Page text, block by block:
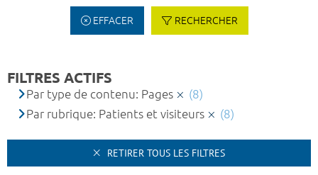
EFFACER RECHERCHER
FILTRES ACTIFS
Par type de contenu: Pages
(8)
Par rubrique: Patients et visiteurs
(8)
RETIRER TOUS LES FILTRES